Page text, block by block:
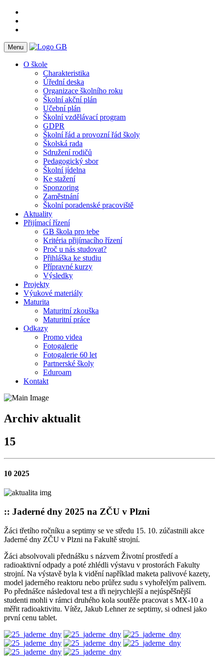
Menu
O škole
Charakteristika
Úřední deska
Organizace školního roku
Školní akční plán
Učební plán
Školní vzdělávací program
GDPR
Školní řád a provozní řád školy
Školská rada
Sdružení rodičů
Pedagogický sbor
Školní jídelna
Ke stažení
Sponzoring
Zaměstnání
Školní poradenské pracoviště
Aktuality
Přijímací řízení
GB škola pro tebe
Kritéria přijímacího řízení
Proč u nás studovat?
Přihláška ke studiu
Přípravné kurzy
Výsledky
Projekty
Výukové materiály
Maturita
Maturitní zkouška
Maturitní práce
Odkazy
Promo videa
Fotogalerie
Fotogalerie 60 let
Partnerské školy
Eduroam
Kontakt
Archiv aktualit
15
10 2025
:: Jaderné dny 2025 na ZČU v Plzni
Žáci třetího ročníku a septimy se ve středu 15. 10. zúčastnili akce
Jaderné dny ZČU v Plzni na Fakultě strojní.
Žáci absolvovali přednášku s názvem Životní prostředí a
radioaktivní odpady a poté zhlédli výstavu v prostorách Fakulty
strojní. Na výstavě byla k vidění například maketa palivové kazety,
model jaderného reaktoru nebo průřez sudu s vyhořelým palivem.
Po přednášce následoval test a tři nejrychlejší a nejúspěšnější
studenti mohli v rámci druhého kola soutěže pracovat s MX-10 a
měřit radioaktivitu. Vítěz, Jakub Lehner ze septimy, si odnesl jako
první cenu tablet.